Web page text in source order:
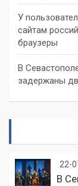
У
сайтам
браузеры
В
задержаны
22-
В